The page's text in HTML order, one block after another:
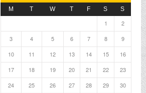
M T W T F S S
1
2
3
4 5 6 7 8
9
10
11 12 13 14 15
16
17
18 19 20 21 22
23
24
25 26 27 28 29
30